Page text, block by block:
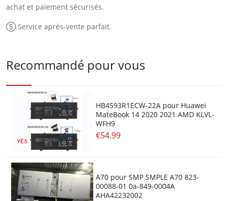
achat et paiement sécurisés.
⑤ Service après-vente parfait.
Recommandé pour vous
HB4593R1ECW-22A pour Huawei
MateBook 14 2020 2021 AMD KLVL-
WFH9
€54.99
A70 pour SMP SMPLE A70 823-
00088-01 0a-849-0004A
AHA42232002